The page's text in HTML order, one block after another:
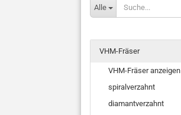
Alle
VHM-Fräser
VHM-Fräser anzeigen
spiralverzahnt
diamantverzahnt